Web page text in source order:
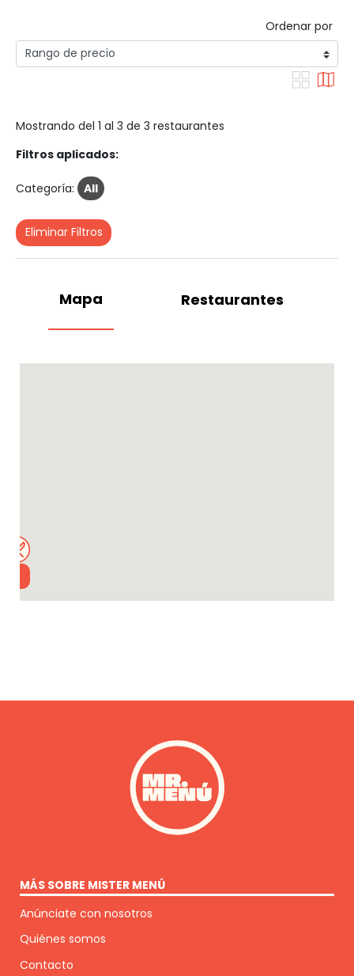
Ordenar por
Mostrando del 1 al 3 de 3 restaurantes
Filtros aplicados:
Categoría: All
Eliminar Filtros
Mapa Restaurantes
MÁS SOBRE MISTER MENÚ
Anúnciate con nosotros
Quiénes somos
Contacto